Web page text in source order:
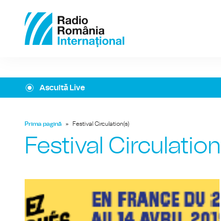
Ascultă Live
Prima pagină » Festival Circulation(s)
Festival